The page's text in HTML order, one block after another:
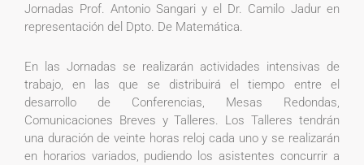
Jornadas Prof. Antonio Sangari y el Dr. Camilo Jadur en
representación del Dpto. De Matemática.
En las Jornadas se realizarán actividades intensivas de
trabajo, en las que se distribuirá el tiempo entre el
desarrollo de Conferencias, Mesas Redondas,
Comunicaciones Breves y Talleres. Los Talleres tendrán
una duración de veinte horas reloj cada uno y se realizarán
en horarios variados, pudiendo los asistentes concurrir a